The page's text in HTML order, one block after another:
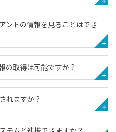
ントの情報を見ることはでき
の取得は可能ですか？
れますか？